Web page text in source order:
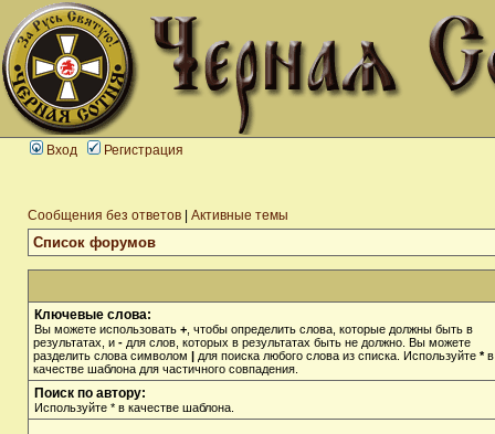
Вход Регистрация
Сообщения без ответов Активные темы
Список форумов
Ключевые слова:
Вы можете использовать + , чтобы определить слова, которые должны быть в
результатах, и - для слов, которых в результатах быть не должно. Вы можете
разделить слова символом | для поиска любого слова из списка. Используйте *в
качестве шаблона для частичного совпадения.
Поиск по автору:
Используйте * в качестве шаблона.